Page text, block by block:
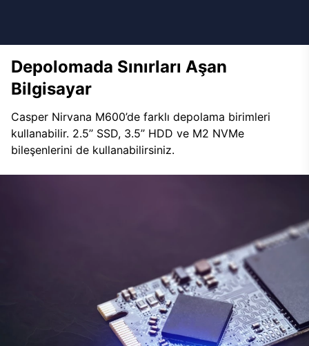
Depolomada Sınırları Aşan
Bilgisayar
Casper Nirvana M600’de farklı depolama birimleri
kullanabilir. 2.5’’ SSD, 3.5’’ HDD ve M2 NVMe
bileşenlerini de kullanabilirsiniz.